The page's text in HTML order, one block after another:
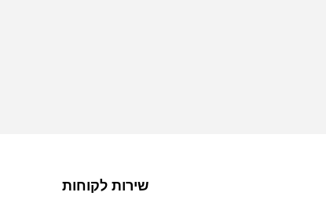
שירות לקוחות